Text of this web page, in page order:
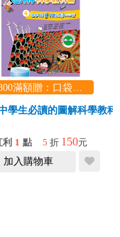
命與宇宙的奧祕
1800滿額贈：口袋玩具一份（隨機出貨） (summer read)
學生必讀的圖解科學教
利 1 點 5 折 150元
加入購物車